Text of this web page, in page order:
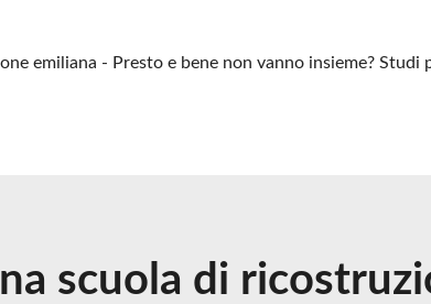
emiliana - Presto e bene non vanno insieme?
scuola di